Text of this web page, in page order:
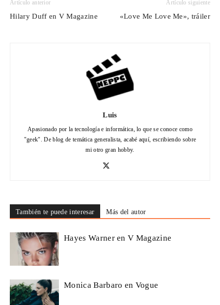
Artículo anterior
Hilary Duff en V Magazine
Artículo siguiente
«Love Me Love Me», tráiler
Luis
Apasionado por la tecnología e informática, lo que se conoce como
"geek". De blog de temática generalista, acabé aquí, escribiendo sobre
mi otro gran hobby.
También te puede interesar Más del autor
Hayes Warner en V Magazine
Monica Barbaro en Vogue